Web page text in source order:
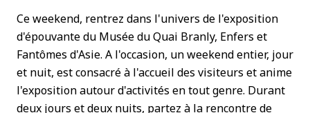
Ce weekend, rentrez dans l'univers de l'exposition
d'épouvante du Musée du Quai Branly, Enfers et
Fantômes d'Asie. A l'occasion, un weekend entier, jour
et nuit, est consacré à l'accueil des visiteurs et anime
l'exposition autour d'activités en tout genre. Durant
deux jours et deux nuits, partez à la rencontre de